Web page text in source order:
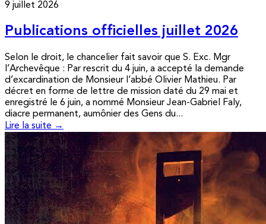
9 juillet 2026
Publications officielles juillet 2026
Selon le droit, le chancelier fait savoir que S. Exc. Mgr
l’Archevêque : Par rescrit du 4 juin, a accepté la demande
d’excardination de Monsieur l’abbé Olivier Mathieu. Par
décret en forme de lettre de mission daté du 29 mai et
enregistré le 6 juin, a nommé Monsieur Jean-Gabriel Faly,
diacre permanent, aumônier des Gens du...
Lire la suite →